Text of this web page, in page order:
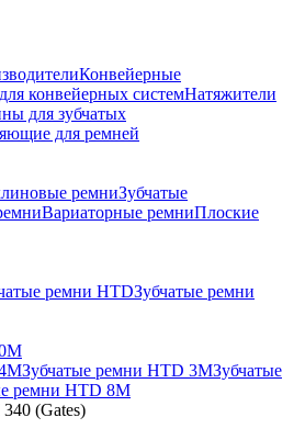
Конвейерные
конвейерных системНатяжители
для зубчатых
для ремней
ремниЗубчатые
Вариаторные ремниПлоские
ремни HTDЗубчатые ремни
Зубчатые ремни HTD 3MЗубчатые
ремни HTD 8M
(Gates)